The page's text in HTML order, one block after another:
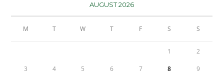
AUGUST 2026
M T W T F S S
1 2
3 4 5 6 7 8 9